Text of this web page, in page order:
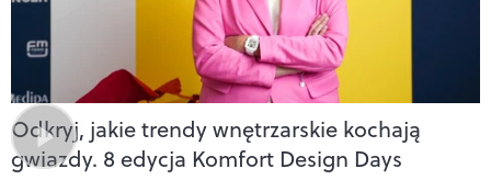
Odkryj, jakie trendy wnętrzarskie kochają
gwiazdy. 8 edycja Komfort Design Days